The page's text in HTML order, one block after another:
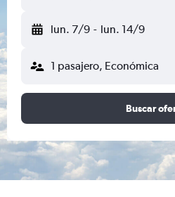
lun. 7/9 - lun. 14/9
1 pasajero, Económica
Buscar